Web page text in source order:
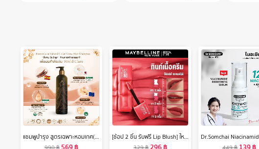
แชมพูบำรุง สูตรเฉพาะหอมเกศ(Hommkesa Natural Color Shampoo ขนาด340ml.)
[ช้อป 2 ชิ้น รับฟรี Lip Blush] ใหม่! เมย์เบลลีน ซุปเปอร์ สเตย์ เท็ดดี้ ทินท์ ลิปทินท์เนื้อนุ่ม สัมผัสเบาสบาย Maybelline Superstay Teddy Tint